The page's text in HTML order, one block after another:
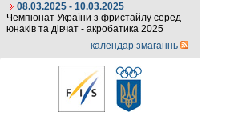
08.03.2025 - 10.03.2025
Чемпіонат України з фристайлу серед
юнаків та дівчат - акробатика 2025
календар змаганнь